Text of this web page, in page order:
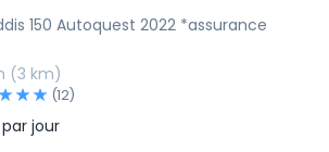
150 Autoquest 2022 *assurance
(3 km)
(12)
par jour